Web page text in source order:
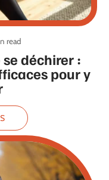
déchirer :
pour y
read